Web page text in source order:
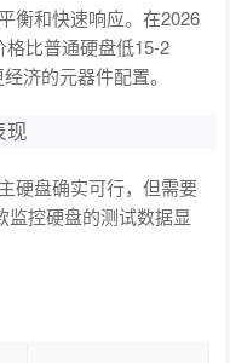
衡和快速响应。在2026
比普通硬盘低15-2
济的元器件配置。
现
硬盘确实可行，但需要
监控硬盘的测试数据显